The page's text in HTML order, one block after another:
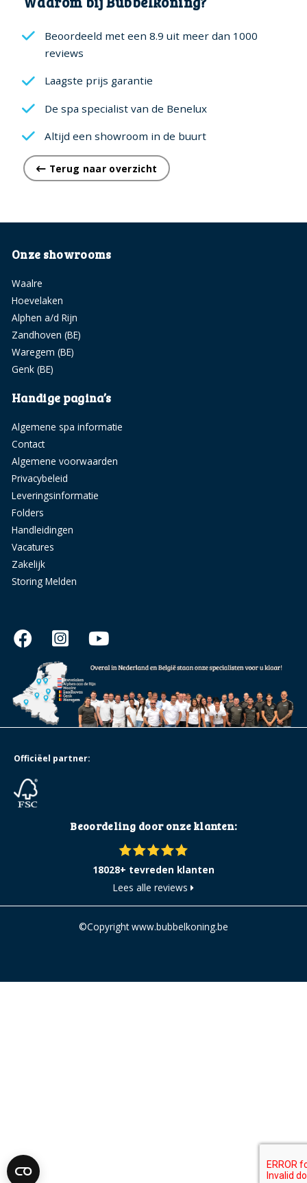
Beoordeeld met een 8.9 uit meer dan 1000
reviews
Laagste prijs garantie
De spa specialist van de Benelux
Altijd een showroom in de buurt
Terug naar overzicht
Onze showrooms
Waalre
Hoevelaken
Alphen a/d Rijn
Zandhoven (BE)
Waregem (BE)
Genk (BE)
Handige pagina’s
Algemene spa informatie
Contact
Algemene voorwaarden
Privacybeleid
Leveringsinformatie
Folders
Handleidingen
Vacatures
Zakelijk
Storing Melden
Beoordeling door onze klanten:
18028+ tevreden klanten
Lees alle reviews
Officiëel partner:
©Copyright www.bubbelkoning.be